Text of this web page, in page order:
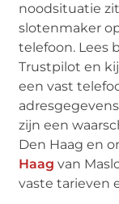
noodsituatie
slotenmaker
telefoon. Lees
Trustpilot en
een vast
zijn een
Den Haag en
Haag van
vaste tarieven